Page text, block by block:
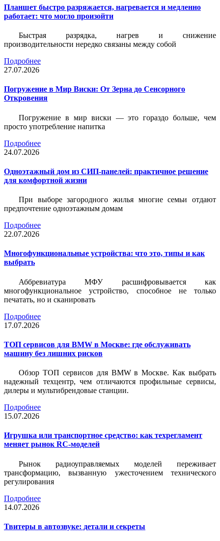
Планшет быстро разряжается, нагревается и медленно
работает: что могло произойти
Быстрая разрядка, нагрев и снижение
производительности нередко связаны между собой
Подробнее
27.07.2026
Погружение в Мир Виски: От Зерна до Сенсорного
Откровения
Погружение в мир виски — это гораздо больше, чем
просто употребление напитка
Подробнее
24.07.2026
Одноэтажный дом из СИП-панелей: практичное решение
для комфортной жизни
При выборе загородного жилья многие семьи отдают
предпочтение одноэтажным домам
Подробнее
22.07.2026
Многофункциональные устройства: что это, типы и как
выбрать
Аббревиатура МФУ расшифровывается как
многофункциональное устройство, способное не только
печатать, но и сканировать
Подробнее
17.07.2026
ТОП сервисов для BMW в Москве: где обслуживать
машину без лишних рисков
Обзор ТОП сервисов для BMW в Москве. Как выбрать
надежный техцентр, чем отличаются профильные сервисы,
дилеры и мультибрендовые станции.
Подробнее
15.07.2026
Игрушка или транспортное средство: как техрегламент
меняет рынок RC-моделей
Рынок радиоуправляемых моделей переживает
трансформацию, вызванную ужесточением технического
регулирования
Подробнее
14.07.2026
Твитеры в автозвуке: детали и секреты